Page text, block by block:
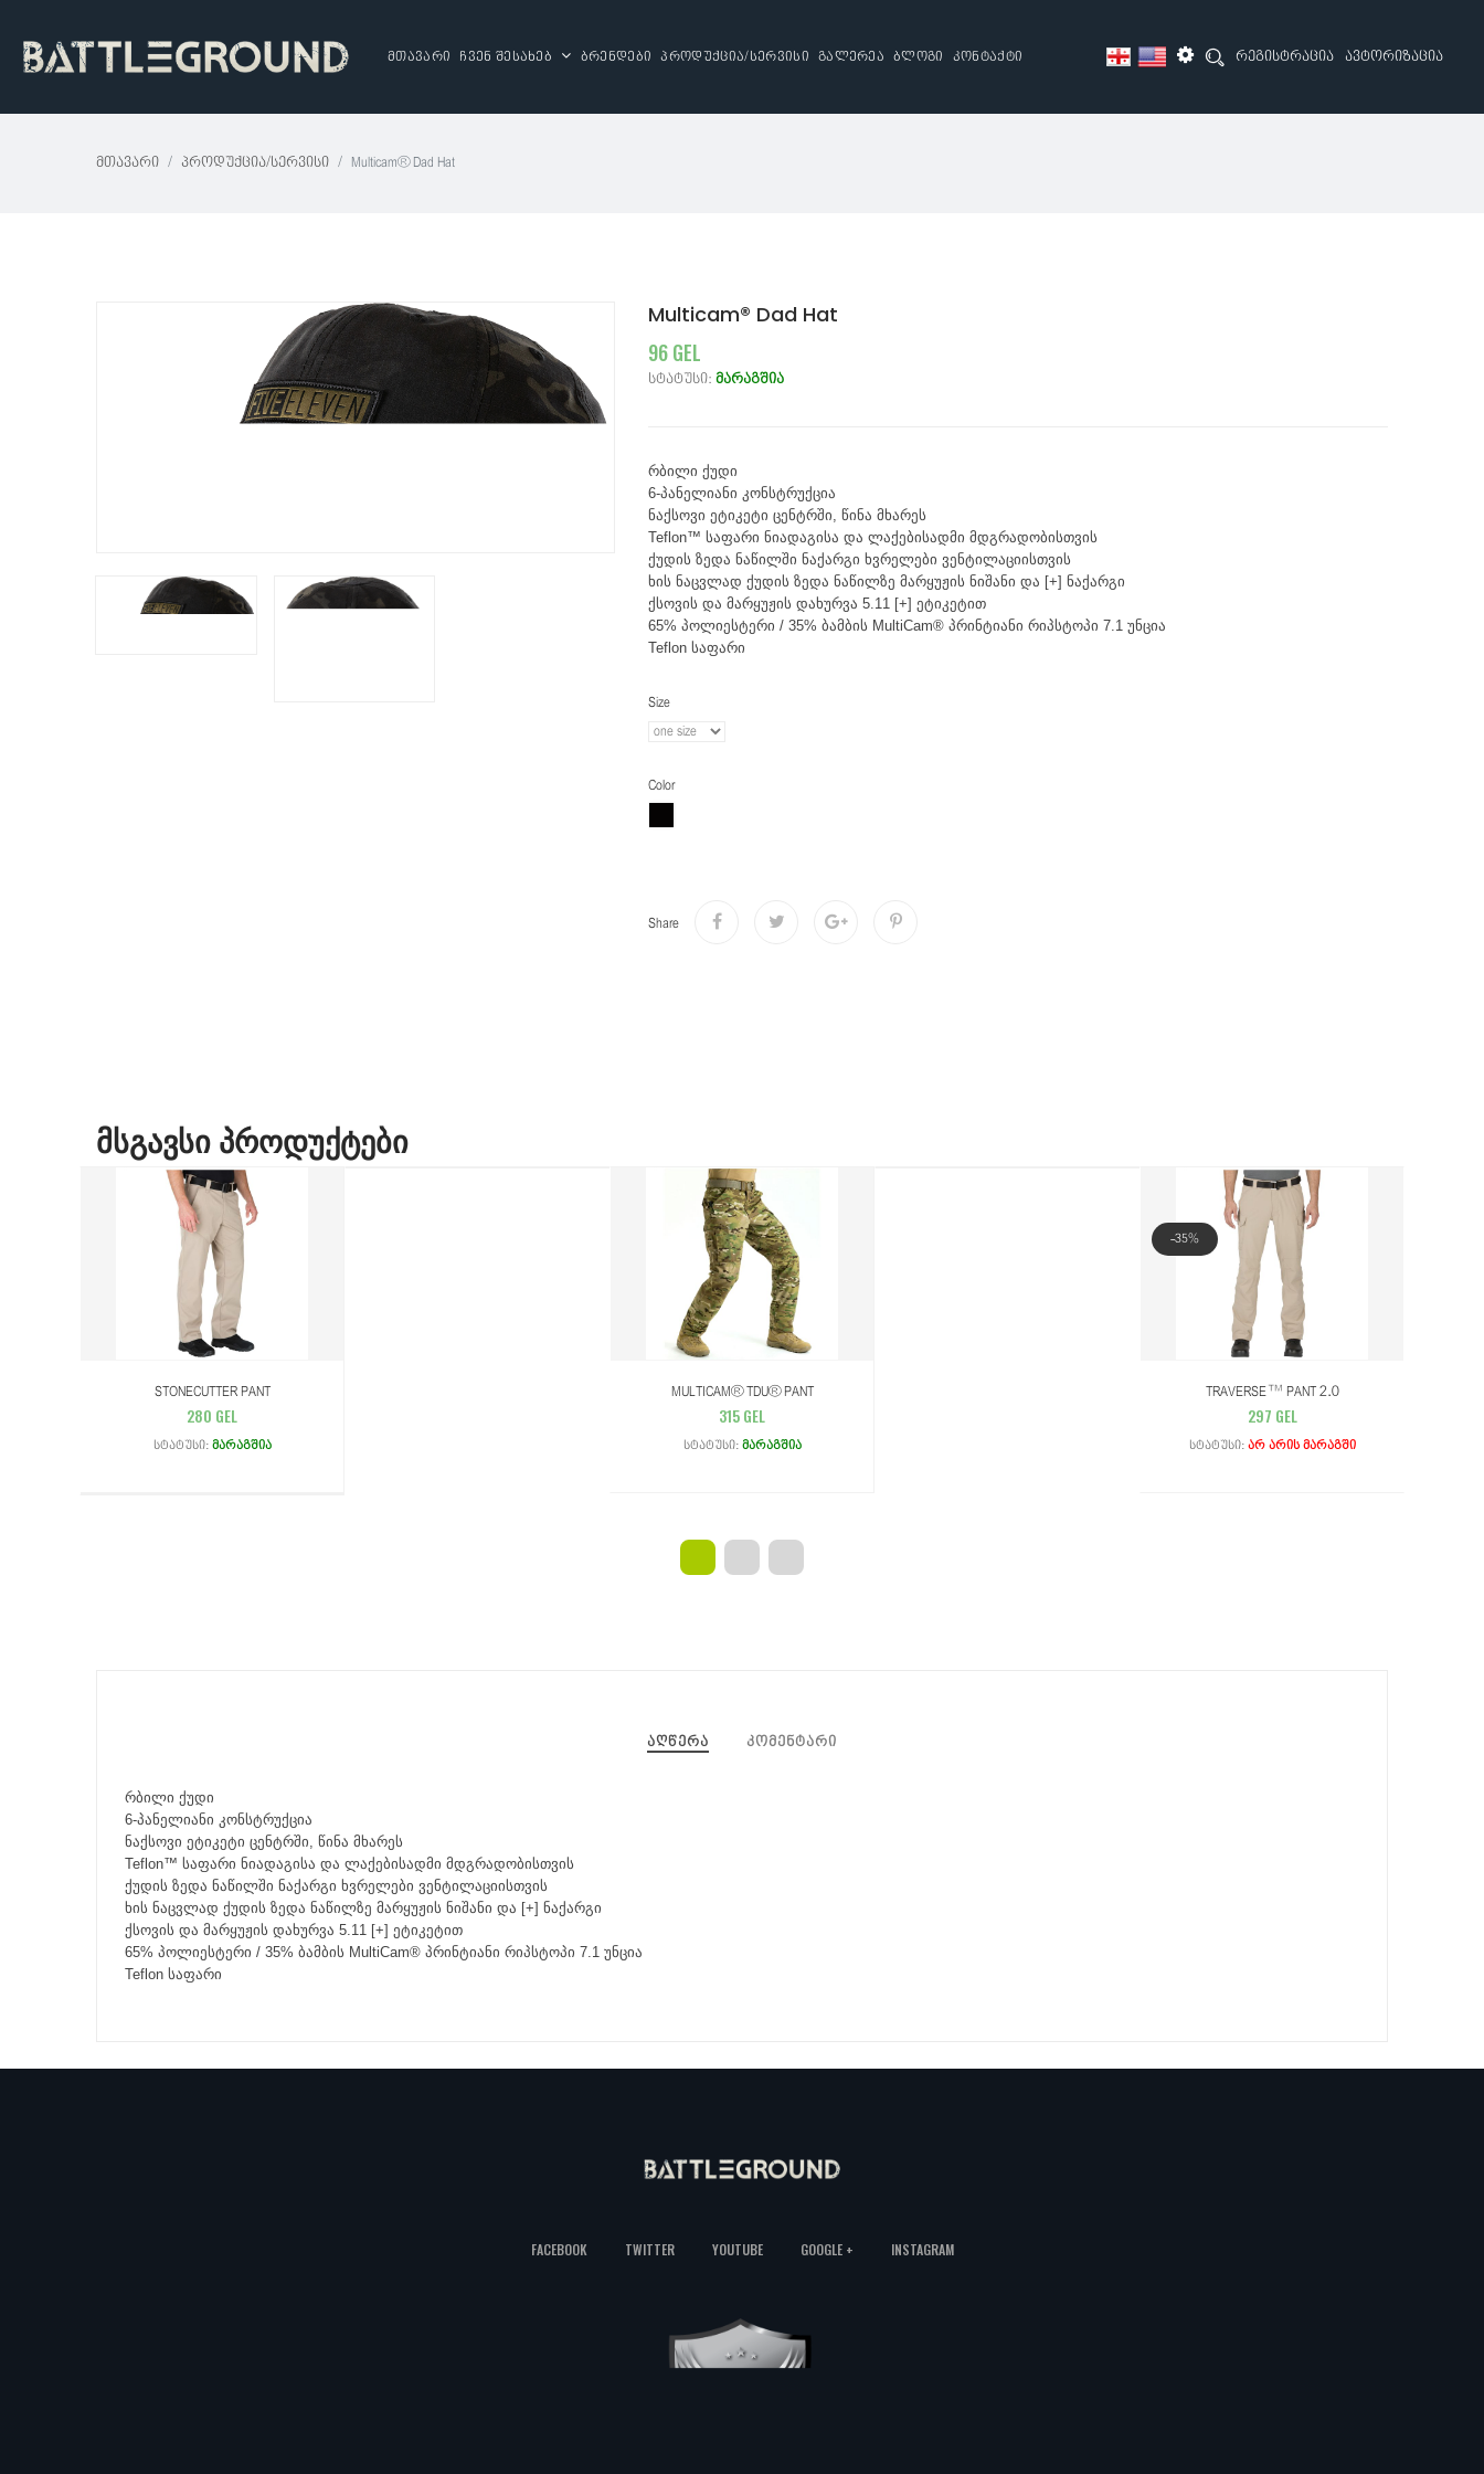
მთავარი ჩვენ შესახებ ბრენდები პროდუქცია/სერვისი გალერეა ბლოგი კონტაქტი რეგისტრაცია ავტორიზაცია
Მთავარი Პროდუქცია/სერვისი Multicam® Dad Hat
Multicam® Dad Hat
96 GEL
სტატუსი: მარაგშია
რბილი ქუდი
6-პანელიანი კონსტრუქცია
ნაქსოვი ეტიკეტი ცენტრში, წინა მხარეს
Teflon™ საფარი ნიადაგისა და ლაქებისადმი მდგრადობისთვის
ქუდის ზედა ნაწილში ნაქარგი ხვრელები ვენტილაციისთვის
ხის ნაცვლად ქუდის ზედა ნაწილზე მარყუჟის ნიშანი და [+] ნაქარგი
ქსოვის და მარყუჟის დახურვა 5.11 [+] ეტიკეტით
65% პოლიესტერი / 35% ბამბის MultiCam® პრინტიანი რიპსტოპი 7.1 უნცია
Teflon საფარი
Size
Color
Share
ᲛᲡᲒᲐᲕᲡᲘ ᲞᲠᲝᲓᲣᲥᲢᲔᲑᲘ
STONECUTTER PANT
280 GEL
Სტატუსი: Მარაგშია
MULTICAM® TDU® PANT
315 GEL
Სტატუსი: Მარაგშია
-35%
TRAVERSE™ PANT 2.0
297 GEL
Სტატუსი: Არ Არის Მარაგში
აღწერა კომენტარი
რბილი ქუდი
6-პანელიანი კონსტრუქცია
ნაქსოვი ეტიკეტი ცენტრში, წინა მხარეს
Teflon™ საფარი ნიადაგისა და ლაქებისადმი მდგრადობისთვის
ქუდის ზედა ნაწილში ნაქარგი ხვრელები ვენტილაციისთვის
ხის ნაცვლად ქუდის ზედა ნაწილზე მარყუჟის ნიშანი და [+] ნაქარგი
ქსოვის და მარყუჟის დახურვა 5.11 [+] ეტიკეტით
65% პოლიესტერი / 35% ბამბის MultiCam® პრინტიანი რიპსტოპი 7.1 უნცია
Teflon საფარი
FACEBOOK TWITTER YOUTUBE GOOGLE + INSTAGRAM